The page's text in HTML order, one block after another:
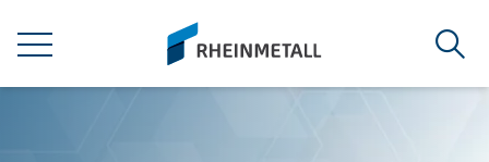
MENU
siteLogo